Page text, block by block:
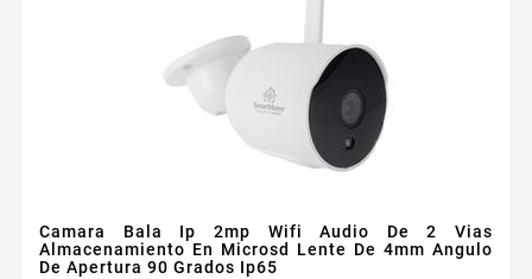
Camara Bala Ip 2mp Wifi Audio De 2 Vias
Almacenamiento En Microsd Lente De 4mm Angulo
De Apertura 90 Grados Ip65